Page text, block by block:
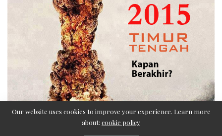
Our website uses cookies to improve your experience. Learn more
about: cookie policy